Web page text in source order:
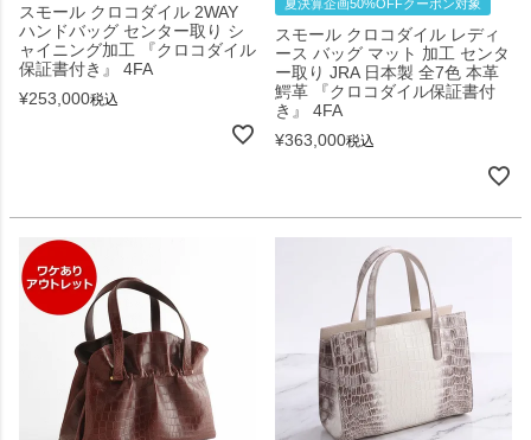
スモール クロコダイル 2WAY
ハンドバッグ センター取り シ
ャイニング加工 『クロコダイル
保証書付き』 4FA
¥253,000税込
夏決算企画50%OFFクーポン対象
スモール クロコダイル レディ
ース バッグ マット 加工 センタ
ー取り JRA 日本製 全7色 本革
鰐革 『クロコダイル保証書付
き』 4FA
¥363,000税込